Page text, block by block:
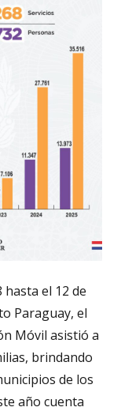
el 12 de
Paraguay, el
Móvil asistió a
brindando
de los
año cuenta